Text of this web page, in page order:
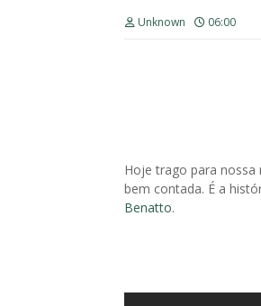
Unknown 06:00
Hoje trago para
bem contada. É a
Benatto.